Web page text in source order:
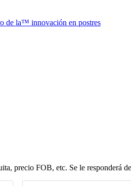
de la™ innovación en postres
precio FOB, etc. Se le responderá